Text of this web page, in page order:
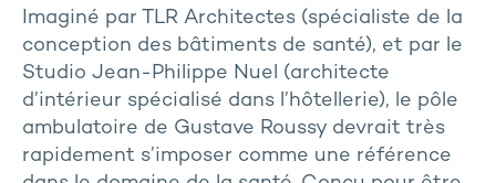
Imaginé par TLR Architectes (spécialiste de la
conception des bâtiments de santé), et par le
Studio Jean-Philippe Nuel (architecte
d’intérieur spécialisé dans l’hôtellerie), le pôle
ambulatoire de Gustave Roussy devrait très
rapidement s’imposer comme une référence